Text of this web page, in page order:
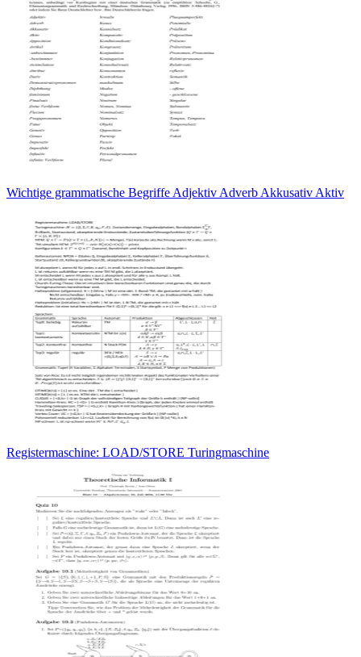
Wichtige grammatische Begriffe Adjektiv Adverb Akkusativ Aktiv
Registermaschine: LOAD/STORE Turingmaschine